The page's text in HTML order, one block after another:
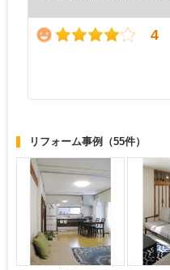
4
リフォーム事例 （55件）